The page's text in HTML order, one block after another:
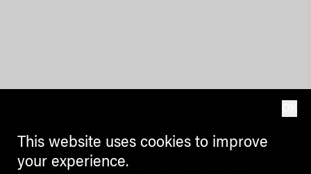
This website uses cookies to improve
your experience.